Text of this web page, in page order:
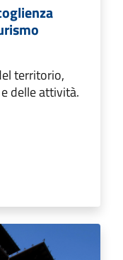
territorio,
delle attività.